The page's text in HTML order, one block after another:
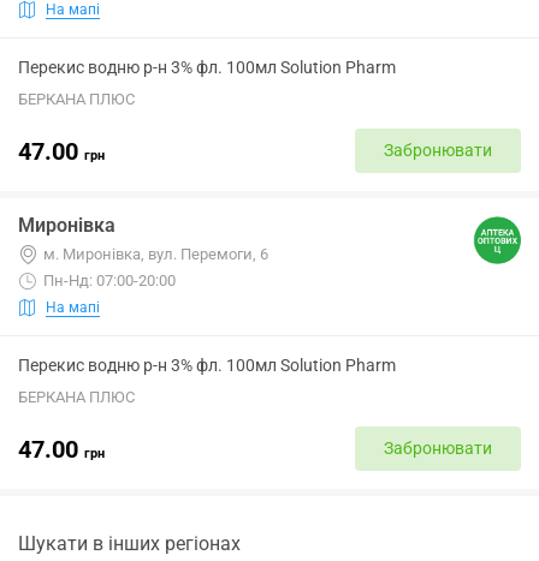
На мапі
Перекис водню р-н 3% фл. 100мл Solution Pharm
БЕРКАНА ПЛЮС
47.00 грн Забронювати
Миронівка
м. Миронівка, вул. Перемоги, 6
Пн-Нд: 07:00-20:00
На мапі
Перекис водню р-н 3% фл. 100мл Solution Pharm
БЕРКАНА ПЛЮС
47.00 грн Забронювати
Шукати в інших регіонах